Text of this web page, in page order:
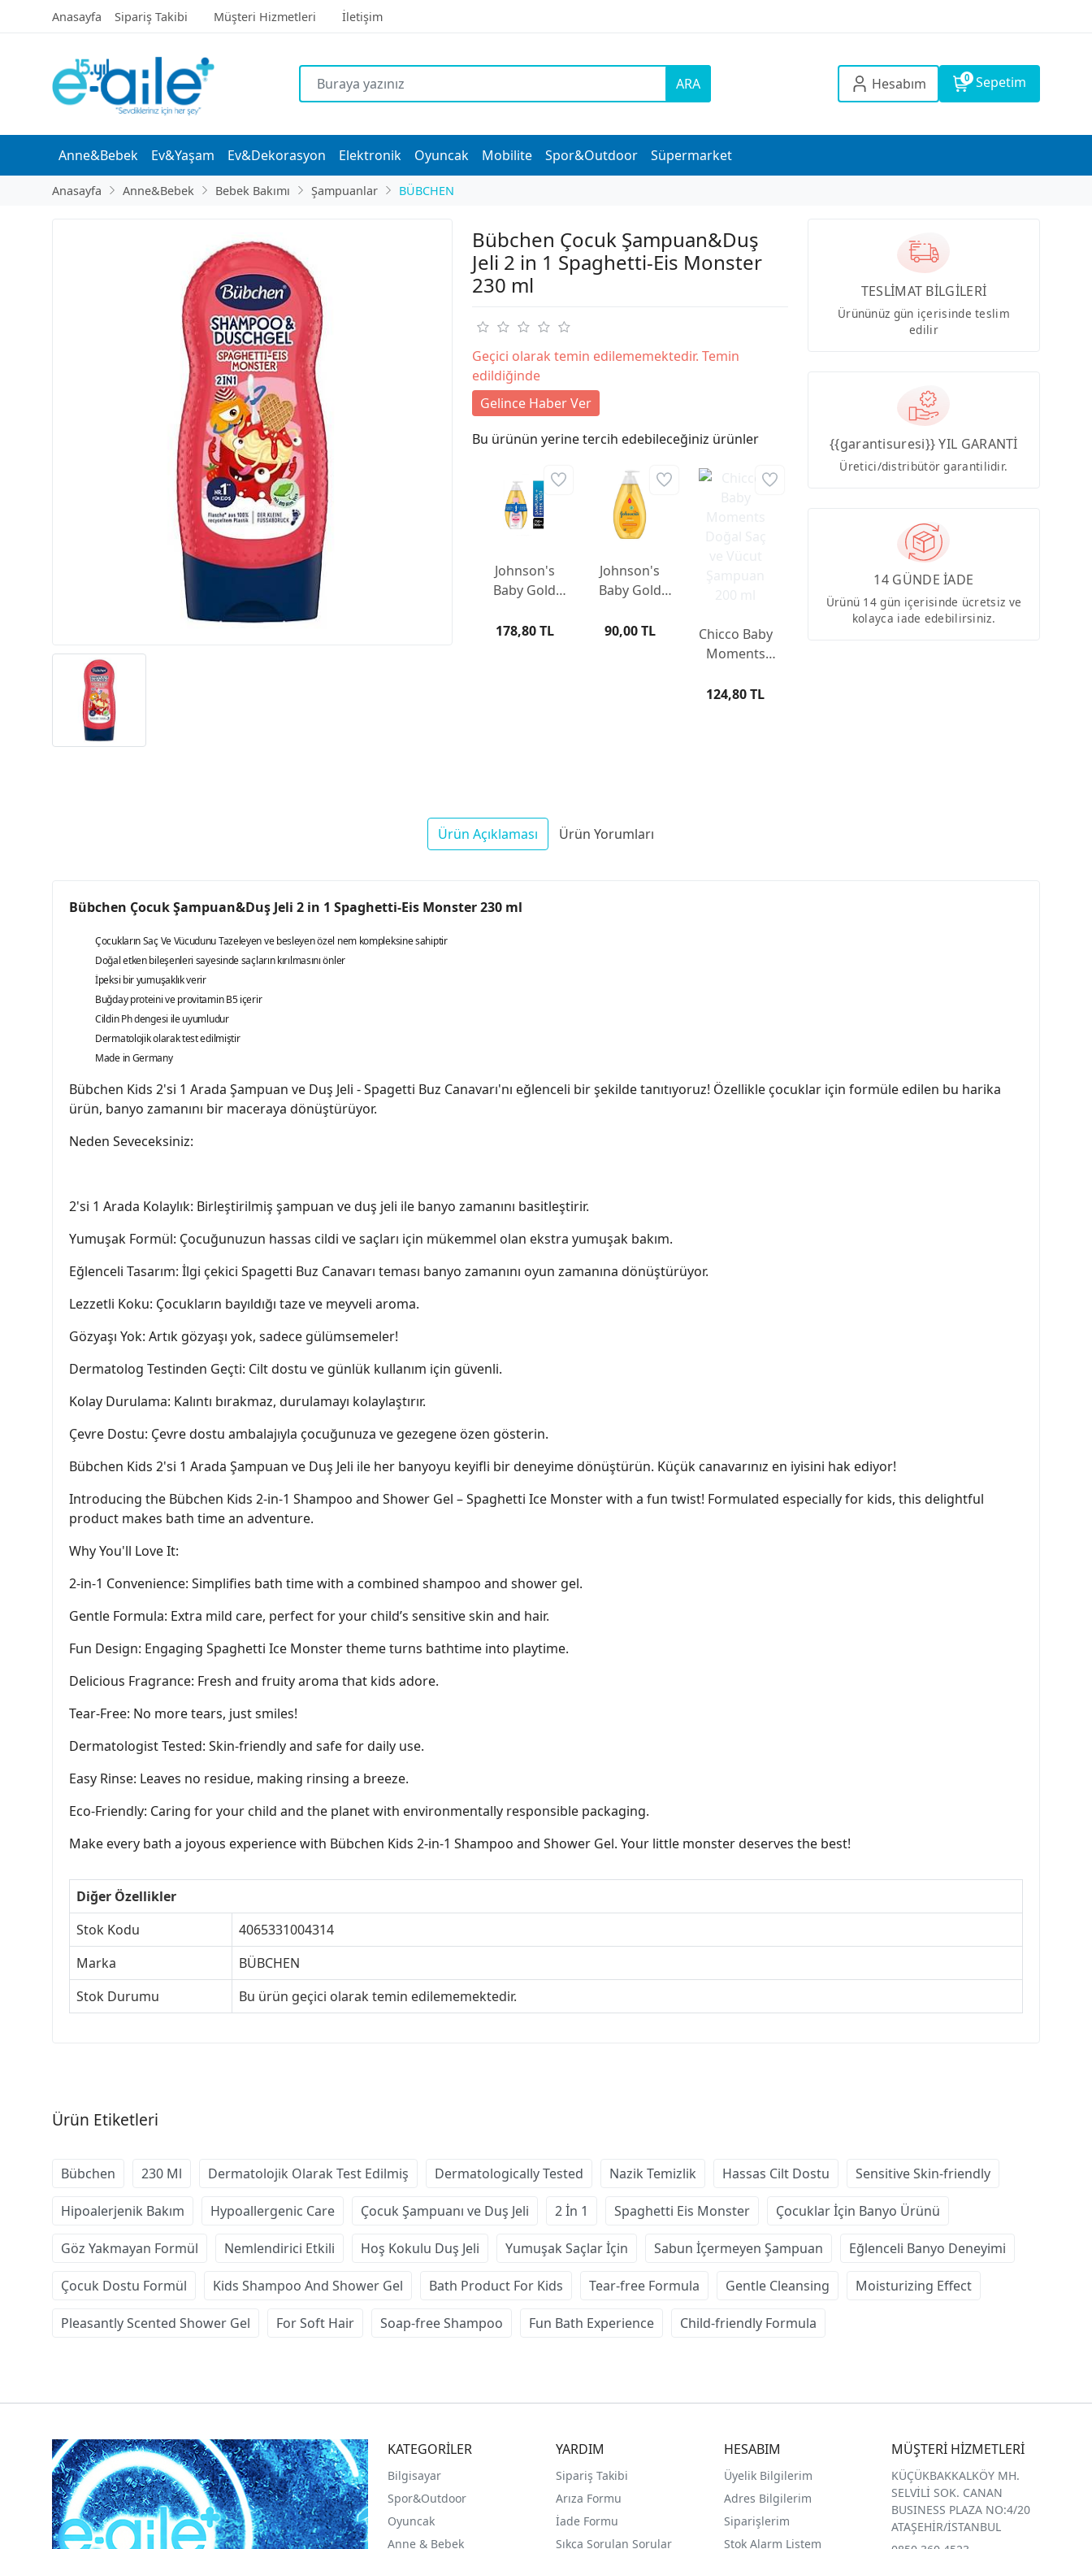
Anasayfa Sipariş Takibi Müşteri Hizmetleri İletişim
ARA Hesabım 0 Sepetim
Anne&Bebek Ev&Yaşam Ev&Dekorasyon Elektronik Oyuncak Mobilite Spor&Outdoor Süpermarket
Anasayfa Anne&Bebek Bebek Bakımı Şampuanlar BÜBCHEN
Bübchen Çocuk Şampuan&Duş
Jeli 2 in 1 Spaghetti-Eis Monster
230 ml
Geçici olarak temin edilememektedir. Temin
edildiğinde
Gelince Haber Ver
Bu ürünün yerine tercih edebileceğiniz ürünler
Johnson's
Baby Gold
ml + Bebek
178,80 TL
Johnson's
Baby Gold
ml
90,00 TL
Chicco Baby
Moments
Vücut
124,80 TL
TESLİMAT BİLGİLERİ
Ürününüz gün içerisinde teslim
edilir
{{garantisuresi}} YIL GARANTİ
Üretici/distribütör garantilidir.
14 GÜNDE İADE
Ürünü 14 gün içerisinde ücretsiz ve
kolayca iade edebilirsiniz.
Ürün Açıklaması Ürün Yorumları
Bübchen Çocuk Şampuan&Duş Jeli 2 in 1 Spaghetti-Eis Monster 230 ml
Çocukların Saç Ve Vücudunu Tazeleyen ve besleyen özel nem kompleksine sahiptir
Doğal etken bileşenleri sayesinde saçların kırılmasını önler
İpeksi bir yumuşaklık verir
Buğday proteini ve provitamin B5 içerir
Cildin Ph dengesi ile uyumludur
Dermatolojik olarak test edilmiştir
Made in Germany
Bübchen Kids 2'si 1 Arada Şampuan ve Duş Jeli - Spagetti Buz Canavarı'nı eğlenceli bir şekilde tanıtıyoruz! Özellikle çocuklar için formüle edilen bu harika
ürün, banyo zamanını bir maceraya dönüştürüyor.
Neden Seveceksiniz:
2'si 1 Arada Kolaylık: Birleştirilmiş şampuan ve duş jeli ile banyo zamanını basitleştirir.
Yumuşak Formül: Çocuğunuzun hassas cildi ve saçları için mükemmel olan ekstra yumuşak bakım.
Eğlenceli Tasarım: İlgi çekici Spagetti Buz Canavarı teması banyo zamanını oyun zamanına dönüştürüyor.
Lezzetli Koku: Çocukların bayıldığı taze ve meyveli aroma.
Gözyaşı Yok: Artık gözyaşı yok, sadece gülümsemeler!
Dermatolog Testinden Geçti: Cilt dostu ve günlük kullanım için güvenli.
Kolay Durulama: Kalıntı bırakmaz, durulamayı kolaylaştırır.
Çevre Dostu: Çevre dostu ambalajıyla çocuğunuza ve gezegene özen gösterin.
Bübchen Kids 2'si 1 Arada Şampuan ve Duş Jeli ile her banyoyu keyifli bir deneyime dönüştürün. Küçük canavarınız en iyisini hak ediyor!
Introducing the Bübchen Kids 2-in-1 Shampoo and Shower Gel – Spaghetti Ice Monster with a fun twist! Formulated especially for kids, this delightful
product makes bath time an adventure.
Why You'll Love It:
2-in-1 Convenience: Simplifies bath time with a combined shampoo and shower gel.
Gentle Formula: Extra mild care, perfect for your child’s sensitive skin and hair.
Fun Design: Engaging Spaghetti Ice Monster theme turns bathtime into playtime.
Delicious Fragrance: Fresh and fruity aroma that kids adore.
Tear-Free: No more tears, just smiles!
Dermatologist Tested: Skin-friendly and safe for daily use.
Easy Rinse: Leaves no residue, making rinsing a breeze.
Eco-Friendly: Caring for your child and the planet with environmentally responsible packaging.
Make every bath a joyous experience with Bübchen Kids 2-in-1 Shampoo and Shower Gel. Your little monster deserves the best!
Diğer Özellikler
Stok Kodu
4065331004314
Marka
BÜBCHEN
Stok Durumu
Bu ürün geçici olarak temin edilememektedir.
Ürün Etiketleri
Bübchen 230 Ml Dermatolojik Olarak Test Edilmiş Dermatologically Tested Nazik Temizlik Hassas Cilt Dostu Sensitive Skin-friendly
Hipoalerjenik Bakım Hypoallergenic Care Çocuk Şampuanı ve Duş Jeli 2 İn 1 Spaghetti Eis Monster Çocuklar İçin Banyo Ürünü
Göz Yakmayan Formül Nemlendirici Etkili Hoş Kokulu Duş Jeli Yumuşak Saçlar İçin Sabun İçermeyen Şampuan Eğlenceli Banyo Deneyimi
Çocuk Dostu Formül Kids Shampoo And Shower Gel Bath Product For Kids Tear-free Formula Gentle Cleansing Moisturizing Effect
Pleasantly Scented Shower Gel For Soft Hair Soap-free Shampoo Fun Bath Experience Child-friendly Formula
KATEGORİLER
Bilgisayar
Spor&Outdoor
Oyuncak
Anne & Bebek
YARDIM
Sipariş Takibi
Arıza Formu
İade Formu
Sıkça Sorulan Sorular
HESABIM
Üyelik Bilgilerim
Adres Bilgilerim
Siparişlerim
Stok Alarm Listem
MÜŞTERİ HİZMETLERİ
KÜÇÜKBAKKALKÖY MH.
SELVİLİ SOK. CANAN
BUSINESS PLAZA NO:4/20
ATAŞEHİR/İSTANBUL